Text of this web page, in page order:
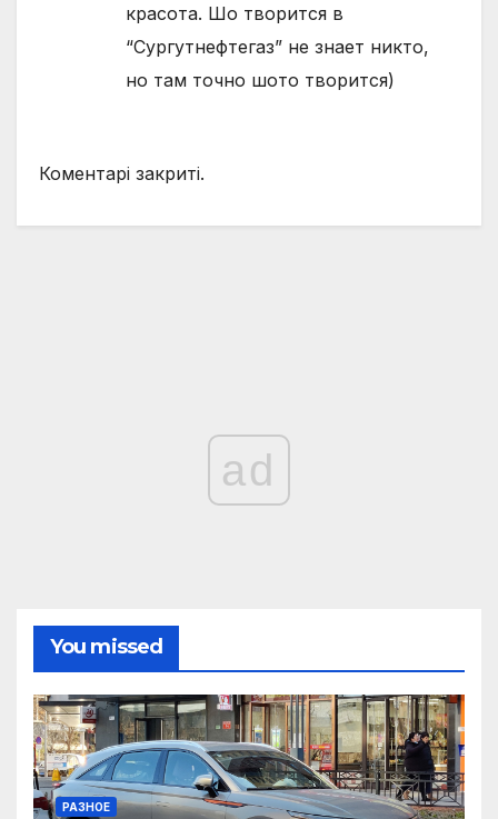
красота. Шо творится в
“Сургутнефтегаз” не знает никто,
но там точно шото творится)
Коментарі закриті.
ad
You missed
РАЗНОЕ